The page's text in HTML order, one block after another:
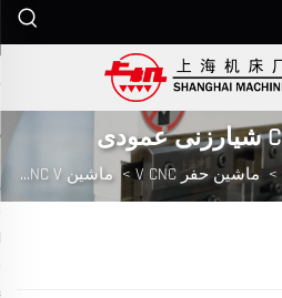
>ماشین حفر V CNC >ماشین CNC V شیارزنی عمودی